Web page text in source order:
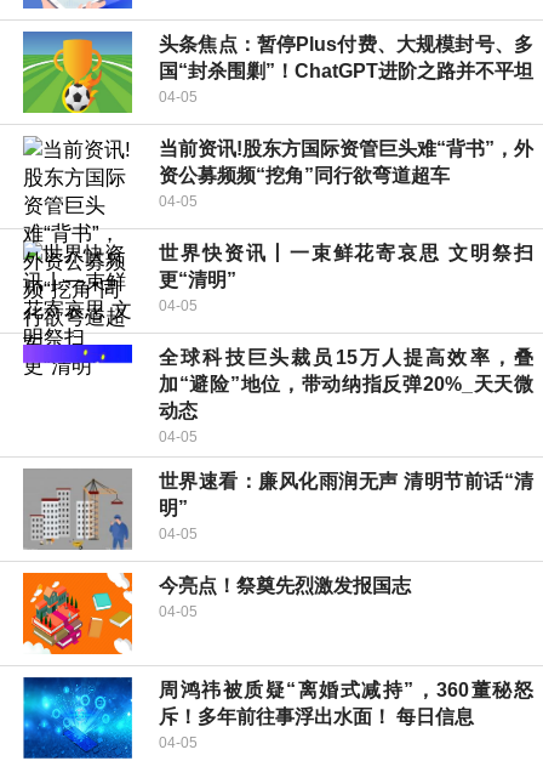
头条焦点：暂停Plus付费、大规模封号、多
国“封杀围剿”！ChatGPT进阶之路并不平坦
04-05
当前资讯!股东方国际资管巨头难“背书”，外
资公募频频“挖角”同行欲弯道超车
04-05
世界快资讯丨一束鲜花寄哀思 文明祭扫
更“清明”
04-05
全球科技巨头裁员15万人提高效率，叠
加“避险”地位，带动纳指反弹20%_天天微
动态
04-05
世界速看：廉风化雨润无声 清明节前话“清
明”
04-05
今亮点！祭奠先烈激发报国志
04-05
周鸿祎被质疑“离婚式减持”，360董秘怒
斥！多年前往事浮出水面！ 每日信息
04-05